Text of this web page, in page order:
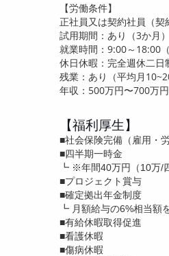
【労働条件】
正社員又は契約社員（
試用期間：あり（3か月
就業時間： 9:00～ 18:00
休日休暇：完全週休二
残業：あり（平均月
年収： 500万円〜700万円
【福利厚生】
■社会保険完備（雇用・
■四半期一時金
┗ ※年間40万円（10万/
■プロジェクト賞与
■確定拠出年金制度
┗ 月額給与の6%相当額
■有給休暇取得促進
■看護休暇
■傷病休暇